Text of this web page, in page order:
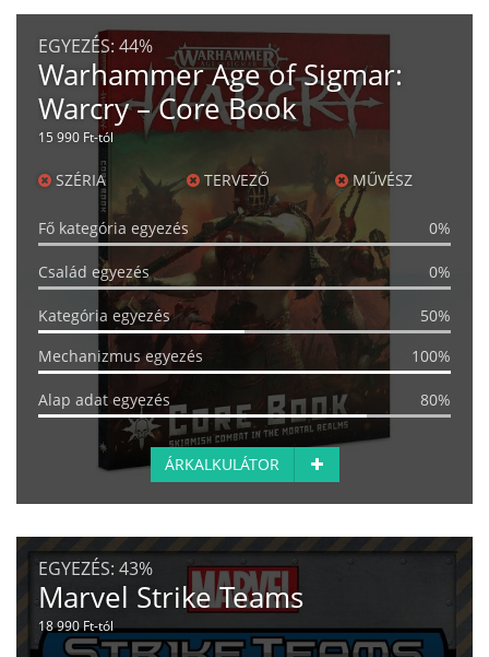
EGYEZÉS: 44%
Warhammer Age of Sigmar:
Warcry – Core Book
15 990 Ft-tól
SZÉRIA TERVEZŐ MŰVÉSZ
Fő kategória egyezés 0%
Család egyezés 0%
Kategória egyezés
50%
Mechanizmus egyezés
100%
Alap adat egyezés 80%
ÁRKALKULÁTOR
EGYEZÉS: 43%
Marvel Strike Teams
18 990 Ft-tól